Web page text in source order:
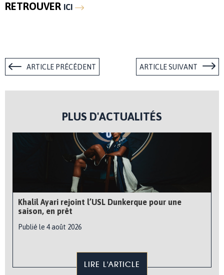
RETROUVER ICI
ARTICLE PRÉCÉDENT ARTICLE SUIVANT
PLUS D'ACTUALITÉS
Khalil Ayari rejoint l’USL Dunkerque pour une
saison, en prêt
Publié le 4 août 2026
LIRE L'ARTICLE